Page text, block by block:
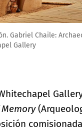
Gabriel Chaile:
Gallery